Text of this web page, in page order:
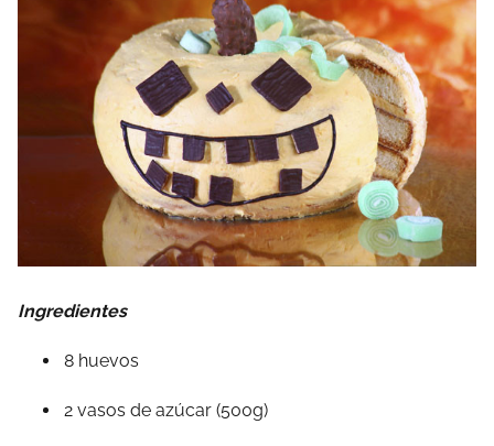
Ingredientes
8 huevos
2 vasos de azúcar (500g)